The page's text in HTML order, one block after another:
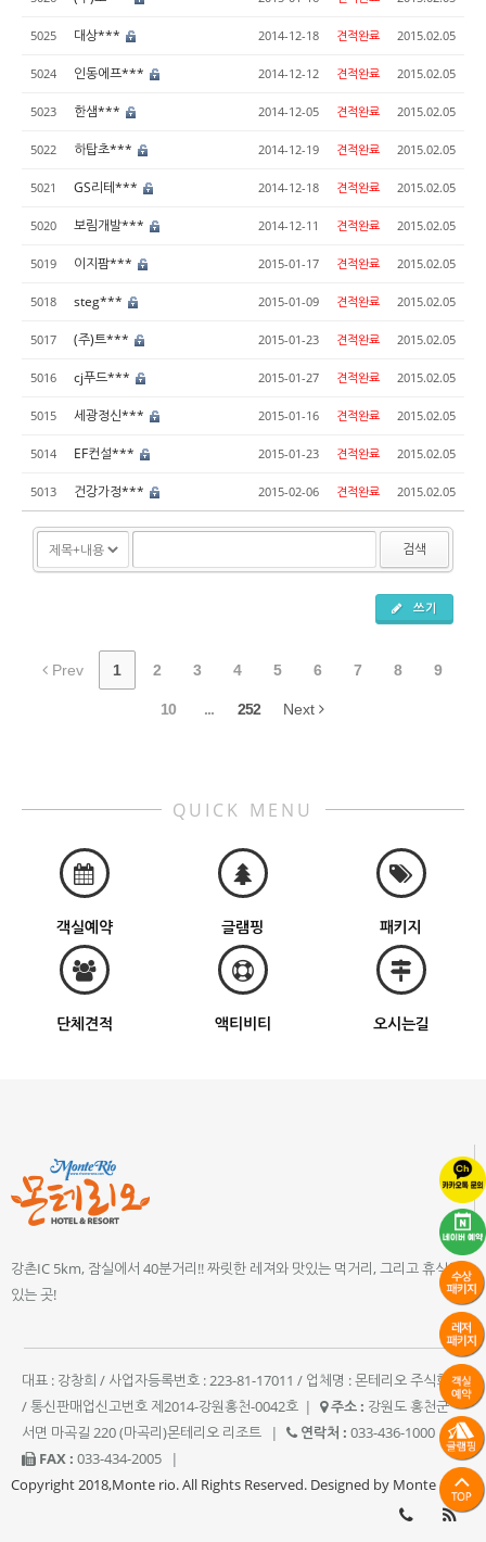
5025 대상*** 2014-12-18 견적완료 2015.02.05
5024 인동에프*** 2014-12-12 견적완료 2015.02.05
5023 한샘*** 2014-12-05 견적완료 2015.02.05
5022 하탑초*** 2014-12-19 견적완료 2015.02.05
5021 GS리테*** 2014-12-18 견적완료 2015.02.05
5020 보림개발*** 2014-12-11 견적완료 2015.02.05
5019 이지팜*** 2015-01-17 견적완료 2015.02.05
5018 steg*** 2015-01-09 견적완료 2015.02.05
5017 (주)트*** 2015-01-23 견적완료 2015.02.05
5016 cj푸드*** 2015-01-27 견적완료 2015.02.05
5015 세광정신*** 2015-01-16 견적완료 2015.02.05
5014 EF컨설*** 2015-01-23 견적완료 2015.02.05
5013 건강가정*** 2015-02-06 견적완료 2015.02.05
검색
쓰기
Prev 1 2 3 4 5 6 7 8 9
10 ... 252 Next
QUICK MENU
객실예약 글램핑 패키지
단체견적 액티비티 오시는길
강촌IC 5km, 잠실에서 40분거리!! 짜릿한 레져와 맛있는 먹거리, 그리고 휴식이
있는 곳!
대표 : 강창희 / 사업자등록번호 : 223-81-17011 / 업체명 : 몬테리오 주식회사
/ 통신판매업신고번호 제2014-강원홍천-0042호 | 주소 : 강원도 홍천군
서면 마곡길 220 (마곡리)몬테리오 리조트
| 연락처 : 033-436-1000
|
FAX : 033-434-2005
|
Copyright 2018,Monte rio. All Rights Reserved. Designed by Monte rio.